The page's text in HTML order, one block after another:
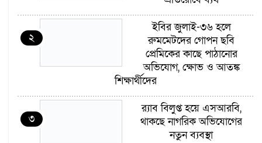
২
ইবির জুলাই-৩৬ হলে
রুমমেটদের গোপন ছবি
প্রেমিকের কাছে পাঠানোর
অভিযোগ, ক্ষোভ ও আতঙ্ক
শিক্ষার্থীদের
৩
র‍্যাব বিলুপ্ত হয়ে এসআরবি,
থাকছে নাগরিক অভিযোগের
নতুন ব্যবস্থা